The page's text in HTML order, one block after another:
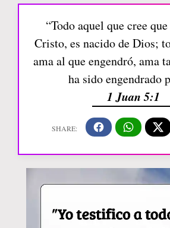
“Todo aquel que cree
Cristo, es nacido de Dios;
ama al que engendró, ama
ha sido engendrado
1 Juan 5:1